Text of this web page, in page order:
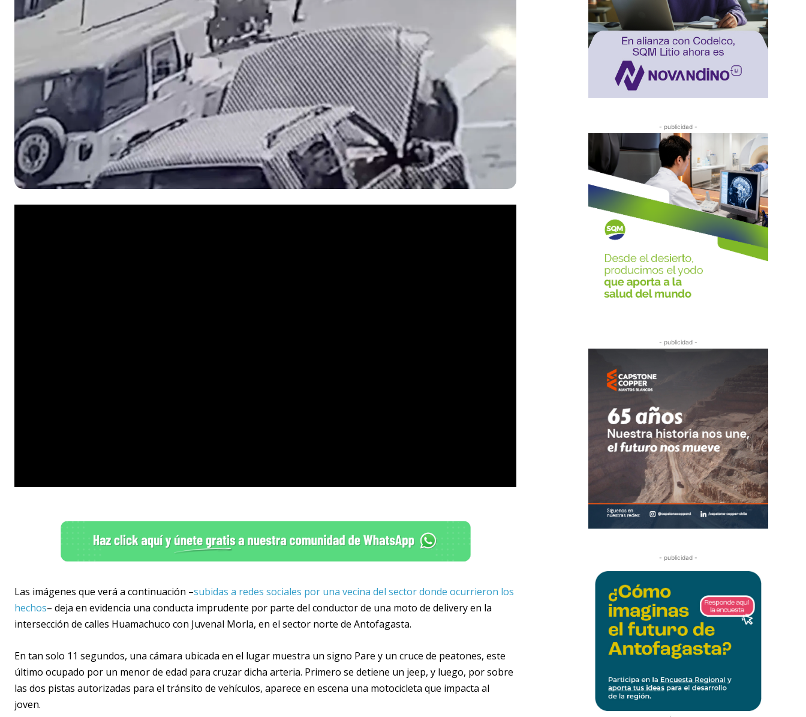
Las imágenes que verá a continuación –subidas a redes sociales por una vecina del sector donde ocurrieron los
hechos– deja en evidencia una conducta imprudente por parte del conductor de una moto de delivery en la
intersección de calles Huamachuco con Juvenal Morla, en el sector norte de Antofagasta.
En tan solo 11 segundos, una cámara ubicada en el lugar muestra un signo Pare y un cruce de peatones, este
último ocupado por un menor de edad para cruzar dicha arteria. Primero se detiene un jeep, y luego, por sobre
las dos pistas autorizadas para el tránsito de vehículos, aparece en escena una motocicleta que impacta al
joven.
- publicidad -
- publicidad -
- publicidad -